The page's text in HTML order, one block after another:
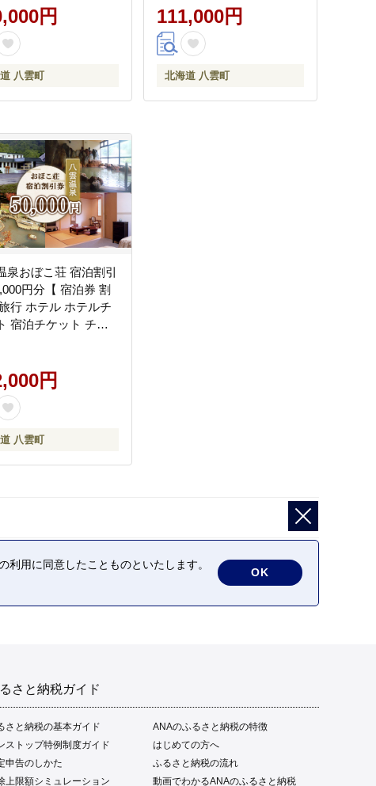
円
八雲町
111,000円
北海道 八雲町
泉おぼこ荘 宿泊割引
円分【 宿泊券 割
行 ホテル ホテルチ
宿泊チケット チケ
円
八雲町
さと納税ガイド
さと納税の基本ガイド
ANAのふるさと納税の特徴
ストップ特例制度ガイド
はじめての方へ
申告のしかた
ふるさと納税の流れ
上限額シミュレーション
動画でわかるANAのふるさと納税
用に同意したことものといたします。
OK